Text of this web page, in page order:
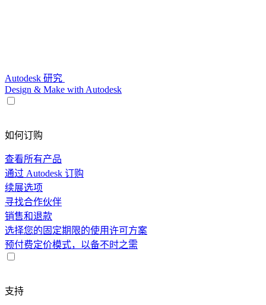
Autodesk 研究
Design & Make with Autodesk
如何订购
查看所有产品
通过 Autodesk 订购
续展选项
寻找合作伙伴
销售和退款
选择您的固定期限的使用许可方案
预付费定价模式，以备不时之需
支持